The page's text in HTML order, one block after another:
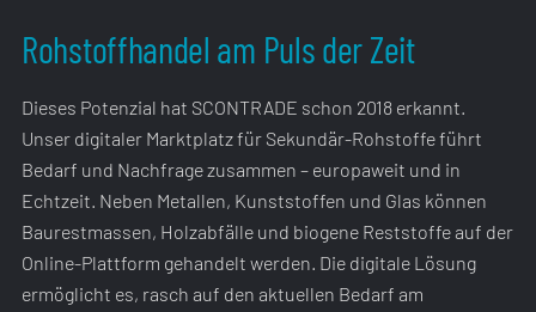
Rohstoffhandel am Puls der Zeit
Dieses Potenzial hat SCONTRADE schon 2018 erkannt.
Unser digitaler Marktplatz für Sekundär-Rohstoffe führt
Bedarf und Nachfrage zusammen – europaweit und in
Echtzeit. Neben Metallen, Kunststoffen und Glas können
Baurestmassen, Holzabfälle und biogene Reststoffe auf der
Online-Plattform gehandelt werden. Die digitale Lösung
ermöglicht es, rasch auf den aktuellen Bedarf am